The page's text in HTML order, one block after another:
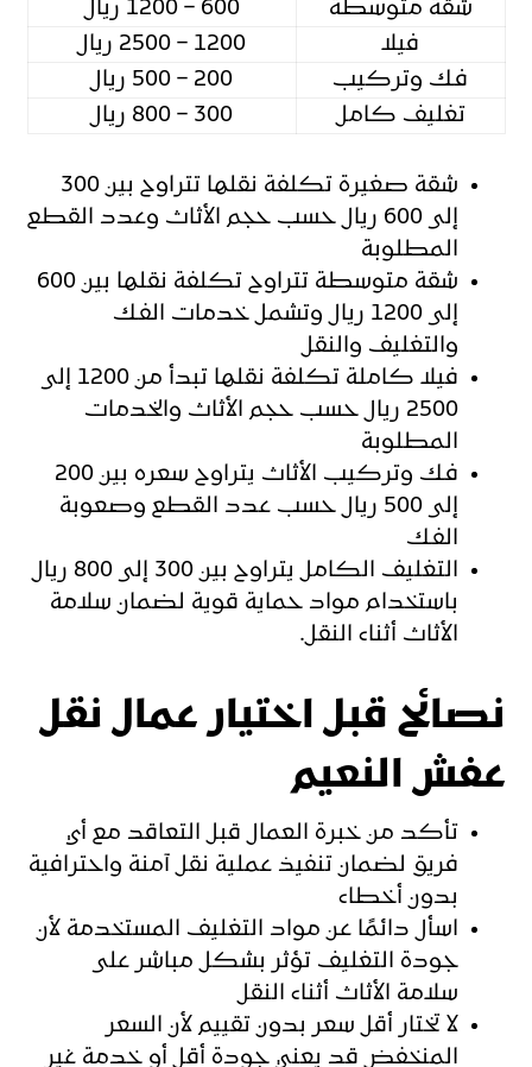
شقة متوسطة
600 – 1200 ريال
فيلا
1200 – 2500 ريال
فك وتركيب
200 – 500 ريال
تغليف كامل
300 – 800 ريال
شقة صغيرة تكلفة نقلها تتراوح بين 300
إلى 600 ريال حسب حجم الأثاث وعدد القطع
المطلوبة
شقة متوسطة تتراوح تكلفة نقلها بين 600
إلى 1200 ريال وتشمل خدمات الفك
والتغليف والنقل
فيلا كاملة تكلفة نقلها تبدأ من 1200 إلى
2500 ريال حسب حجم الأثاث والخدمات
المطلوبة
فك وتركيب الأثاث يتراوح سعره بين 200
إلى 500 ريال حسب عدد القطع وصعوبة
الفك
التغليف الكامل يتراوح بين 300 إلى 800 ريال
باستخدام مواد حماية قوية لضمان سلامة
الأثاث أثناء النقل.
نصائح قبل اختيار عمال نقل
عفش النعيم
تأكد من خبرة العمال قبل التعاقد مع أي
فريق لضمان تنفيذ عملية نقل آمنة واحترافية
بدون أخطاء
اسأل دائمًا عن مواد التغليف المستخدمة لأن
جودة التغليف تؤثر بشكل مباشر على
سلامة الأثاث أثناء النقل
لا تختار أقل سعر بدون تقييم لأن السعر
المنخفض قد يعني جودة أقل أو خدمة غير